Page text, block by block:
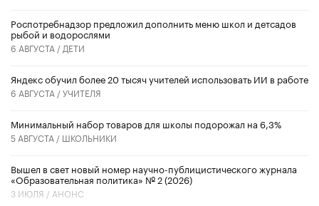
Роспотребнадзор предложил дополнить меню школ и детсадов
рыбой и водорослями
6 АВГУСТА / ДЕТИ
​Яндекс обучил более 20 тысяч учителей использовать ИИ в работе
6 АВГУСТА /УЧИТЕЛЯ
Минимальный набор товаров для школы подорожал на 6,3%
5 АВГУСТА / ШКОЛЬНИКИ
Вышел в свет новый номер научно-публицистического журнала
«Образовательная политика» № 2 (2026)
3 ИЮЛЯ / АНОНС